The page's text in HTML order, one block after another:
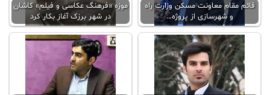
قائم مقام معاونت مسکن وزارت راه
و شهرسازی از پروژه…
موزه «فرهنگ عکاسی و فیلم» کاشان
در شهر برزک آغاز بکار کرد